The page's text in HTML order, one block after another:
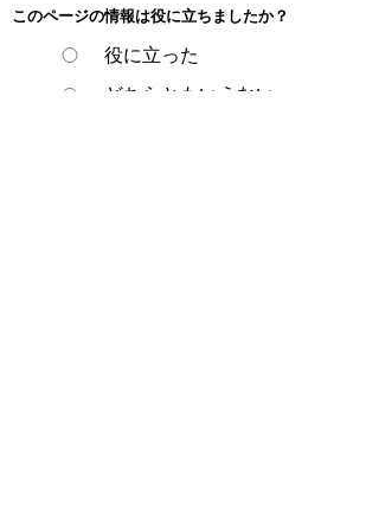
このページの情報は役に立ちましたか？
役に立った
どちらともいえない